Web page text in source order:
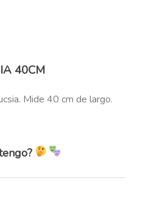
40CM
Mide 40 cm de largo.